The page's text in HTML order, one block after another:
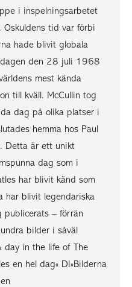
i inspelningsarbetet
Oskuldens tid var förbi
hade blivit globala
den 28 juli 1968
mest kända
till kväll. McCullin tog
dag på olika platser i
hemma hos Paul
Detta är ett unikt
dag som i
har blivit känd som
har blivit legendariska
publicerats – förrän
bilder i såväl
day in the life of The
en hel dag« DI»Bilderna